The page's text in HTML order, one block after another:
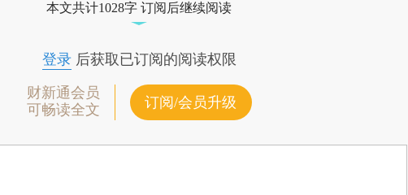
本文共计1028字 订阅后继续阅读
登录后获取已订阅的阅读权限
财新通会员
可畅读全文
订阅/会员升级